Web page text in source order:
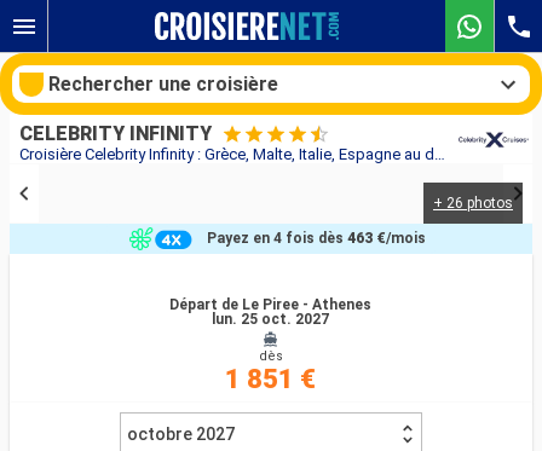
Croisière Celebrity Infinity : Grèce, Malte, Italie, Espagne au départ de Le Piree - Athenes
CELEBRITY INFINITY
+ 26 photos
Départ de Le Piree - Athenes
lun. 25 oct. 2027
dès
1 851 €
Payez en 4 fois dès 463 €/mois
octobre 2027
Rechercher une croisière
Compagnies
Rechercher